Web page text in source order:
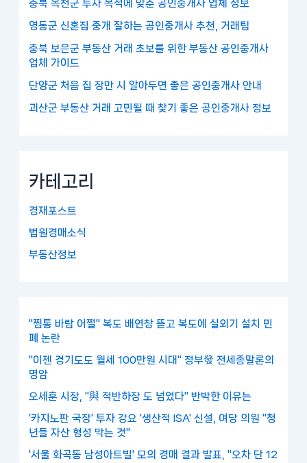
충북 옥천군 투자 목적에 맞춘 공인중개사 업체 정보
영동군 신혼집 중개 잘하는 공인중개사 추천, 거래팁
충북 보은군 부동산 거래 초보를 위한 부동산 공인중개사
업체 가이드
단양군 처음 집 장만 시 알아두면 좋은 공인중개사 안내
괴산군 부동산 거래 고민될 때 찾기 좋은 공인중개사 정보
카테고리
경재포스트
법원경매소식
부동산정보
"찜통 바람 어쩔" 복도 배연창 뜯고 복도에 실외기 설치 민
폐 논란
"이젠 경기도도 월세 100만원 시대" 정부發 전세종말론의
명암
오세훈 시장, "與 적반하장 도 넘었다" 반박한 이유는
'카지노판 국장' 투자 강요 '생산적 ISA' 신설, 여당 의원 "청
년들 자산 형성 막는 것"
'서울 화곡동 남성아트빌' 모의 경매 결과 발표, "오차 단 12